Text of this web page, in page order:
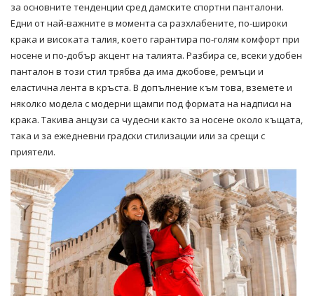
за основните тенденции сред дамските спортни панталони.
Едни от най-важните в момента са разхлабените, по-широки
крака и високата талия, което гарантира по-голям комфорт при
носене и по-добър акцент на талията. Разбира се, всеки удобен
панталон в този стил трябва да има джобове, ремъци и
еластична лента в кръста. В допълнение към това, вземете и
няколко модела с модерни щампи под формата на надписи на
крака. Такива анцузи са чудесни както за носене около къщата,
така и за ежедневни градски стилизации или за срещи с
приятели.